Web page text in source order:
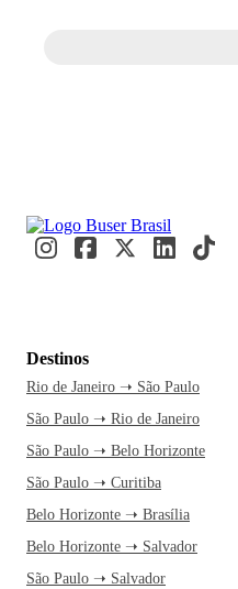
Destinos
Rio de Janeiro ➝ São Paulo
São Paulo ➝ Rio de Janeiro
São Paulo ➝ Belo Horizonte
São Paulo ➝ Curitiba
Belo Horizonte ➝ Brasília
Belo Horizonte ➝ Salvador
São Paulo ➝ Salvador